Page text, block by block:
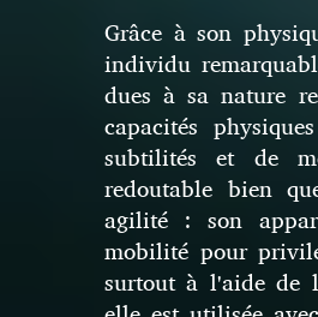
Grâce à son
individu
dues à sa nature
capacités
subtilités et de
redoutable bien
agilité : son
mobilité pour
surtout à l'aide de